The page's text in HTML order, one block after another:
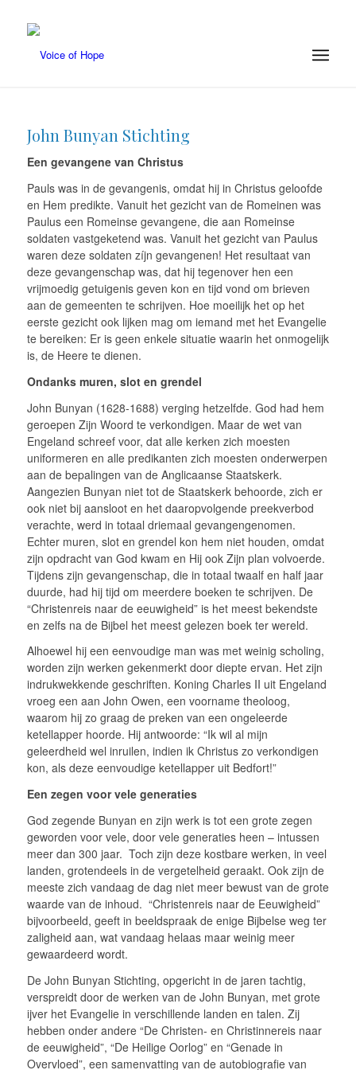
John Bunyan Stichting
Een gevangene van Christus
Pauls was in de gevangenis, omdat hij in Christus geloofde
en Hem predikte. Vanuit het gezicht van de Romeinen was
Paulus een Romeinse gevangene, die aan Romeinse
soldaten vastgeketend was. Vanuit het gezicht van Paulus
waren deze soldaten zíjn gevangenen! Het resultaat van
deze gevangenschap was, dat hij tegenover hen een
vrijmoedig getuigenis geven kon en tijd vond om brieven
aan de gemeenten te schrijven. Hoe moeilijk het op het
eerste gezicht ook lijken mag om iemand met het Evangelie
te bereiken: Er is geen enkele situatie waarin het onmogelijk
is, de Heere te dienen.
Ondanks muren, slot en grendel
John Bunyan (1628-1688) verging hetzelfde. God had hem
geroepen Zijn Woord te verkondigen. Maar de wet van
Engeland schreef voor, dat alle kerken zich moesten
uniformeren en alle predikanten zich moesten onderwerpen
aan de bepalingen van de Anglicaanse Staatskerk.
Aangezien Bunyan niet tot de Staatskerk behoorde, zich er
ook niet bij aansloot en het daaropvolgende preekverbod
verachte, werd in totaal driemaal gevangengenomen.
Echter muren, slot en grendel kon hem niet houden, omdat
zijn opdracht van God kwam en Hij ook Zijn plan volvoerde.
Tijdens zijn gevangenschap, die in totaal twaalf en half jaar
duurde, had hij tijd om meerdere boeken te schrijven. De
“Christenreis naar de eeuwigheid” is het meest bekendste
en zelfs na de Bijbel het meest gelezen boek ter wereld.
Alhoewel hij een eenvoudige man was met weinig scholing,
worden zijn werken gekenmerkt door diepte ervan. Het zijn
indrukwekkende geschriften. Koning Charles II uit Engeland
vroeg een aan John Owen, een voorname theoloog,
waarom hij zo graag de preken van een ongeleerde
ketellapper hoorde. Hij antwoorde: “Ik wil al mijn
geleerdheid wel inruilen, indien ik Christus zo verkondigen
kon, als deze eenvoudige ketellapper uit Bedfort!”
Een zegen voor vele generaties
God zegende Bunyan en zijn werk is tot een grote zegen
geworden voor vele, door vele generaties heen – intussen
meer dan 300 jaar. Toch zijn deze kostbare werken, in veel
landen, grotendeels in de vergetelheid geraakt. Ook zijn de
meeste zich vandaag de dag niet meer bewust van de grote
waarde van de inhoud. “Christenreis naar de Eeuwigheid”
bijvoorbeeld, geeft in beeldspraak de enige Bijbelse weg ter
zaligheid aan, wat vandaag helaas maar weinig meer
gewaardeerd wordt.
De John Bunyan Stichting, opgericht in de jaren tachtig,
verspreidt door de werken van de John Bunyan, met grote
ijver het Evangelie in verschillende landen en talen. Zij
hebben onder andere “De Christen- en Christinnereis naar
de eeuwigheid”, “De Heilige Oorlog” en “Genade in
Overvloed”, een samenvatting van de autobiografie van